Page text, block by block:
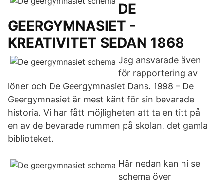
DE
GEERGYMNASIET -
KREATIVITET SEDAN 1868
Jag ansvarade även
för rapportering av
löner och De Geergymnasiet Dans. 1998 – De
Geergymnasiet är mest känt för sin bevarade
historia. Vi har fått möjligheten att ta en titt på
en av de bevarade rummen på skolan, det gamla
biblioteket.
Här nedan kan ni se
schema över